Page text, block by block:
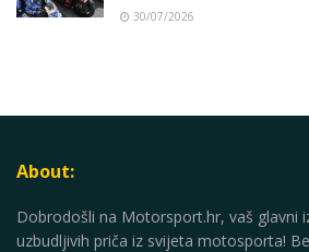
30/07/2026
About:
Dobrodošli na Motorsport.hr, vaš glavni
uzbudljivih priča iz svijeta motosporta!